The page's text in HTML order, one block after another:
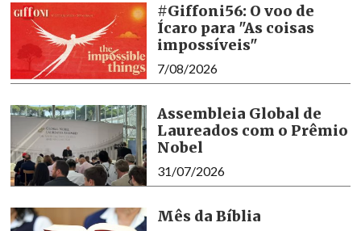
#Giffoni56: O voo de
Ícaro para "As coisas
impossíveis"
7/08/2026
Assembleia Global de
Laureados com o Prêmio
Nobel
31/07/2026
Mês da Bíblia